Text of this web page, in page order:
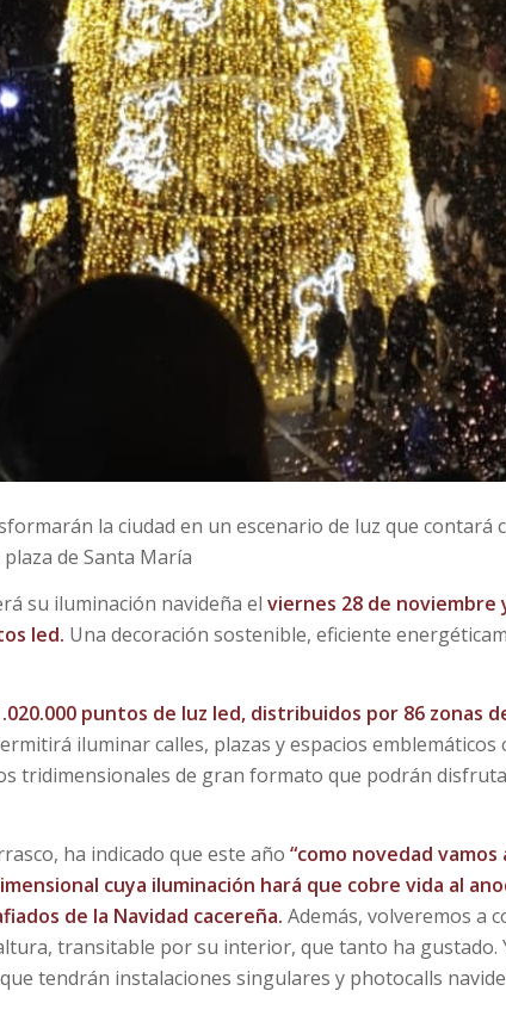
la ciudad en un escenario de luz que contará
de Santa María
su iluminación navideña el viernes 28 de noviembre
led. Una decoración sostenible, eficiente
puntos de luz led, distribuidos por 86 zonas
iluminar calles, plazas y espacios emblemáticos
tridimensionales de gran formato que podrán
ha indicado que este año “como novedad vamos
cuya iluminación hará que cobre vida al
de la Navidad cacereña. Además, volveremos a
transitable por su interior, que tanto ha gustado.
tendrán instalaciones singulares y photocalls